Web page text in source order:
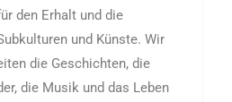
den Erhalt und die
und Künste. Wir
die Geschichten, die
die Musik und das Leben